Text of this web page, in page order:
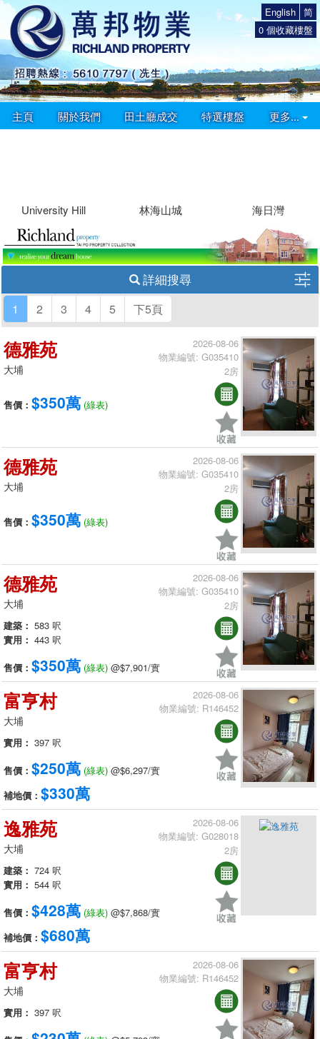
简
English
0 個收藏樓盤
主頁 關於我們 田土廳成交 特選樓盤 更多...
University Hill 林海山城 海日灣
詳細搜尋
1 2 3 4 5 下5頁
德雅苑
大埔
售價： $350萬 (綠表)
2026-08-06
物業編號: G035410
2房
德雅苑
大埔
售價： $350萬 (綠表)
2026-08-06
物業編號: G035410
2房
德雅苑
大埔
建築： 583 呎
實用： 443 呎
售價： $350萬 (綠表) @$7,901/實
2026-08-06
物業編號: G035410
2房
富亨村
大埔
實用： 397 呎
售價： $250萬 (綠表) @$6,297/實
補地價： $330萬
2026-08-06
物業編號: R146452
逸雅苑
大埔
建築： 724 呎
實用： 544 呎
售價： $428萬 (綠表) @$7,868/實
補地價： $680萬
2026-08-06
物業編號: G028018
2房
富亨村
大埔
實用： 397 呎
2026-08-06
物業編號: R146452